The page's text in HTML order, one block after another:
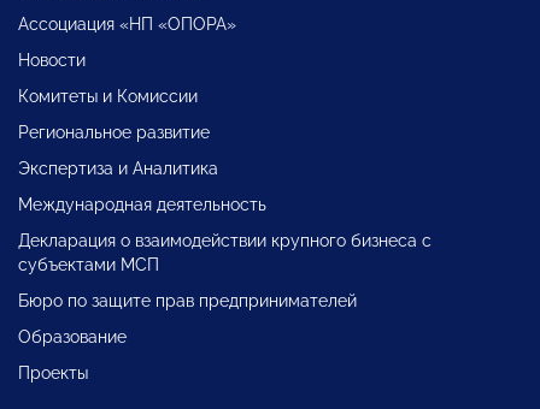
Ассоциация «НП «ОПОРА»
Новости
Комитеты и Комиссии
Региональное развитие
Экспертиза и Аналитика
Международная деятельность
Декларация о взаимодействии крупного бизнеса с
субъектами МСП
Бюро по защите прав предпринимателей
Образование
Проекты